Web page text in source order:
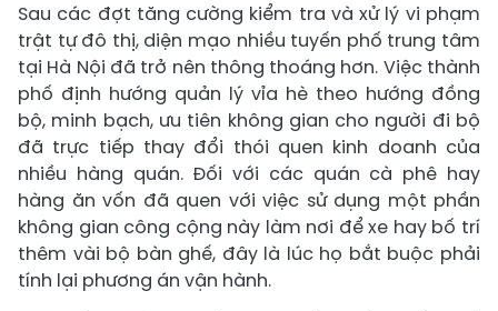
Sau các đợt tăng cường kiểm tra và xử lý vi phạm
trật tự đô thị, diện mạo nhiều tuyến phố trung tâm
tại Hà Nội đã trở nên thông thoáng hơn. Việc thành
phố định hướng quản lý vỉa hè theo hướng đồng
bộ, minh bạch, ưu tiên không gian cho người đi bộ
đã trực tiếp thay đổi thói quen kinh doanh của
nhiều hàng quán. Đối với các quán cà phê hay
hàng ăn vốn đã quen với việc sử dụng một phần
không gian công cộng này làm nơi để xe hay bố trí
thêm vài bộ bàn ghế, đây là lúc họ bắt buộc phải
tính lại phương án vận hành.